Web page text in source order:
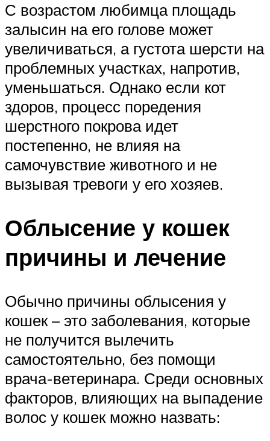
С возрастом любимца площадь
залысин на его голове может
увеличиваться, а густота шерсти на
проблемных участках, напротив,
уменьшаться. Однако если кот
здоров, процесс поредения
шерстного покрова идет
постепенно, не влияя на
самочувствие животного и не
вызывая тревоги у его хозяев.
Облысение у кошек
причины и лечение
Обычно причины облысения у
кошек – это заболевания, которые
не получится вылечить
самостоятельно, без помощи
врача-ветеринара. Среди основных
факторов, влияющих на выпадение
волос у кошек можно назвать: